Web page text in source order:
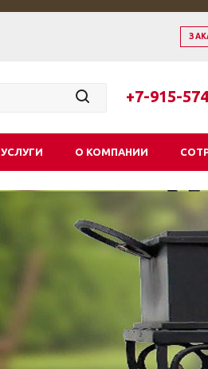
+7-915-
УСЛУГИ О КОМПАНИИ